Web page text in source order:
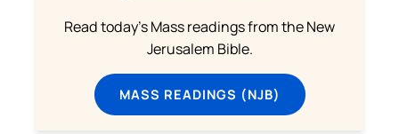
Read today's Mass readings from the New
Jerusalem Bible.
MASS READINGS (NJB)